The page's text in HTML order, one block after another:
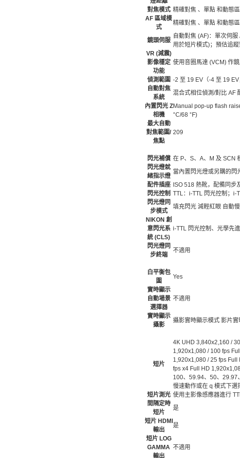
對焦模式 精確對焦 、單點 和動態
AF 區域模
式
精確對焦 、單點 和動態
鏡頭伺服
自動對焦 (AF)：單次伺
用於短片模式)；預估追
VR (減震)
影像穩定
功能
使用音圈馬達 (VCM) 作
偵測範圍 -2 至 19 EV（-4 至 19
自動對焦
系統
混合式相位偵測/對比 AF
內置閃光 Z
相機
Manual pop-up flash
°C/68 °F)
最大自動
對焦範圍/
焦點
209
閃光補償 在 P、S、A、M 及 SCN
閃光燈就
緒指示燈
當內置閃光燈或另購的閃
配件插座
ISO 518 熱靴，配備同步
閃光控制 TTL：i-TTL 閃光控制；i-
閃光燈同
步模式
填充閃光 減輕紅眼 自動
NIKON 創
意閃光系
統 (CLS)
i-TTL 閃光控制、光學先
閃光燈同
步終端
不適用
白平衡包
圍
Yes
實時顯示
自動場景
選擇器
不適用
實時顯示
攝影
攝影實時顯示模式 影片
短片
4K UHD 3,840x2,160 /
1,920x1,080 / 100 fps
1,920x1,080 / 25 fps
fps x4 Full HD
100、59.94、50、29.97
慢速動作或在 q 模式下選
短片測光 使用主影像感應器進行
間隔定時
短片
是
短片 HDMI
輸出
是
短片 LOG
GAMMA
輸出
不適用